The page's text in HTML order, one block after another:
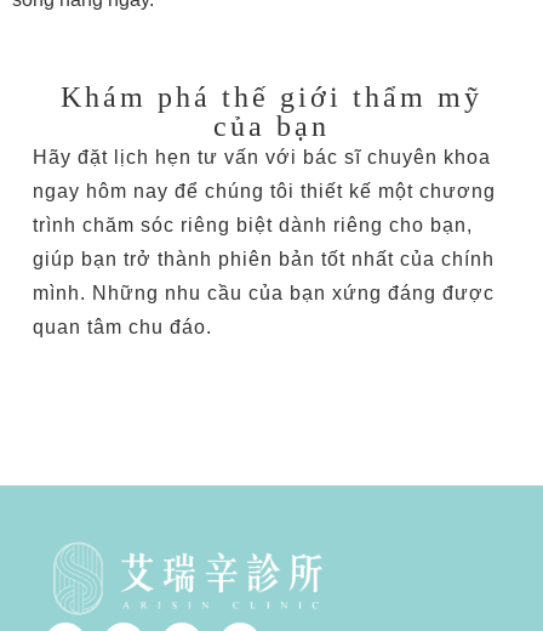
Khám phá thế giới thẩm mỹ
của bạn
Hãy đặt lịch hẹn tư vấn với bác sĩ chuyên khoa
ngay hôm nay để chúng tôi thiết kế một chương
trình chăm sóc riêng biệt dành riêng cho bạn,
giúp bạn trở thành phiên bản tốt nhất của chính
mình. Những nhu cầu của bạn xứng đáng được
quan tâm chu đáo.